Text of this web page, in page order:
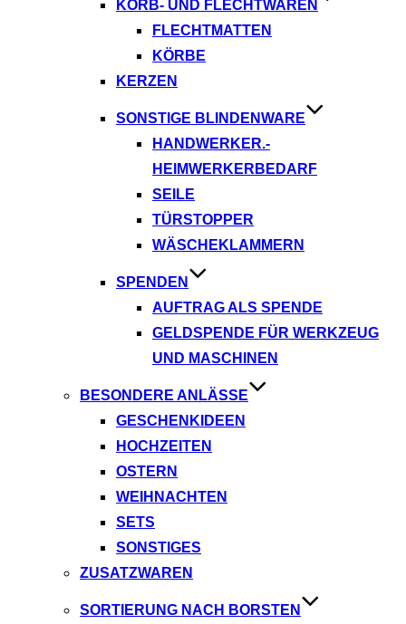
KORB- UND FLECHTWAREN
FLECHTMATTEN
KÖRBE
KERZEN
SONSTIGE BLINDENWARE
HANDWERKER.-
HEIMWERKERBEDARF
SEILE
TÜRSTOPPER
WÄSCHEKLAMMERN
SPENDEN
AUFTRAG ALS SPENDE
GELDSPENDE FÜR WERKZEUG
UND MASCHINEN
BESONDERE ANLÄSSE
GESCHENKIDEEN
HOCHZEITEN
OSTERN
WEIHNACHTEN
SETS
SONSTIGES
ZUSATZWAREN
SORTIERUNG NACH BORSTEN